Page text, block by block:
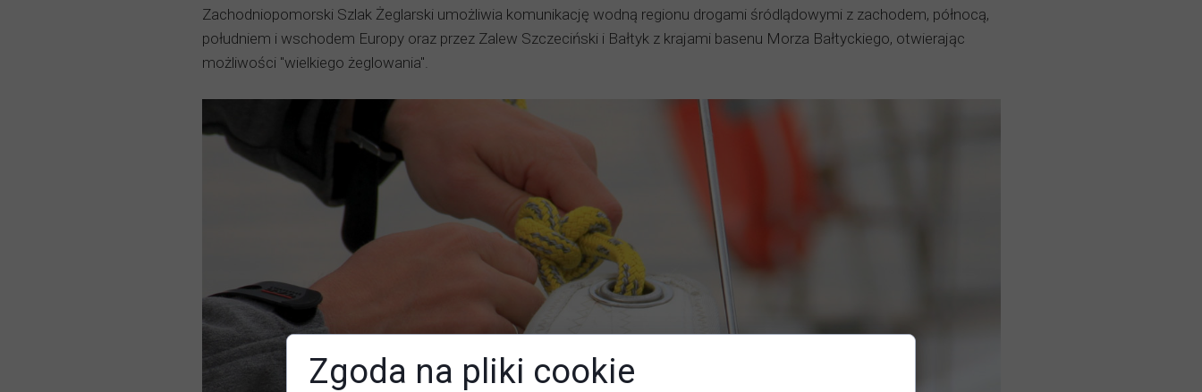
Zachodniopomorski Szlak Żeglarski umożliwia komunikację wodną regionu drogami śródlądowymi z zachodem, północą,
południem i wschodem Europy oraz przez Zalew Szczeciński i Bałtyk z krajami basenu Morza Bałtyckiego, otwierając
możliwości "wielkiego żeglowania".
Zgoda na pliki cookie